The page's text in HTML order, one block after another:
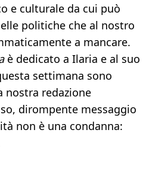
e culturale da cui può
politiche che al nostro
a mancare.
è dedicato a Ilaria e al suo
settimana sono
nostra redazione
dirompente messaggio
non è una condanna: